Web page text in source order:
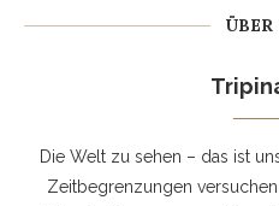
ÜBER
Die Welt zu sehen – das ist
Zeitbegrenzungen